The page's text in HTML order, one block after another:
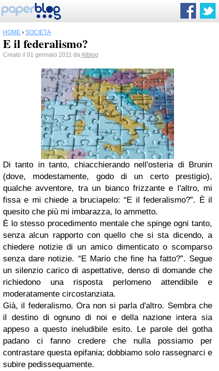
HOME › SOCIETÀ
E il federalismo?
Creato il 01 gennaio 2011 daAlblog
Di tanto in tanto, chiacchierando nell'osteria di Brunin
(dove, modestamente, godo di un certo prestigio),
qualche avventore, tra un bianco frizzante e l'altro, mi
fissa e mi chiede a bruciapelo: “E il federalismo?”. È il
quesito che più mi imbarazza, lo ammetto.
È lo stesso procedimento mentale che spinge ogni tanto,
senza alcun rapporto con quello che si sta dicendo, a
chiedere notizie di un amico dimenticato o scomparso
senza dare notizie. “E Mario che fine ha fatto?”. Segue
un silenzio carico di aspettative, denso di domande che
richiedono una risposta perlomeno attendibile e
moderatamente circostanziata.
Già, il federalismo. Ora non si parla d'altro. Sembra che
il destino di ognuno di noi e della nazione intera sia
appeso a questo ineludibile esito. Le parole del gotha
padano ci fanno credere che nulla possiamo per
contrastare questa epifania; dobbiamo solo rassegnarci e
subire pedissequamente.